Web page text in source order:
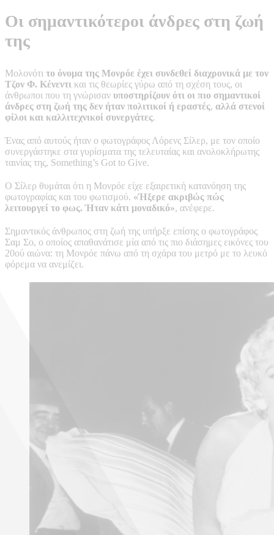
Οι σημαντικότεροι άνδρες στη ζωή
της
Μολονότι το όνομα της Μονρόε έχει συνδεθεί διαχρονικά με τον
Τζον Φ. Κένεντι και τις θεωρίες γύρω από τη σχέση τους, οι
άνθρωποι που τη γνώρισαν υποστηρίζουν ότι οι πιο σημαντικοί
άνδρες στη ζωή της δεν ήταν πολιτικοί ή εραστές, αλλά στενοί
φίλοι και καλλιτεχνικοί συνεργάτες.
Ένας από αυτούς ήταν ο φωτογράφος Λόρενς Σίλερ, με τον οποίο
συνεργάστηκε στα γυρίσματα της τελευταίας και ανολοκλήρωτης
ταινίας της, Something’s Got to Give.
Ο Σίλερ θυμάται ότι η Μονρόε είχε εξαιρετική κατανόηση της
φωτογραφίας και του φωτισμού. «Ήξερε ακριβώς πώς
λειτουργεί το φως. Ήταν κάτι μοναδικό», ανέφερε.
Σημαντικός άνθρωπος στη ζωή της υπήρξε επίσης ο φωτογράφος
Σαμ Σο, ο οποίος απαθανάτισε μία από τις πιο διάσημες εικόνες του
20ού αιώνα: τη Μονρόε πάνω από τη σχάρα του μετρό με το λευκό
φόρεμα να ανεμίζει.